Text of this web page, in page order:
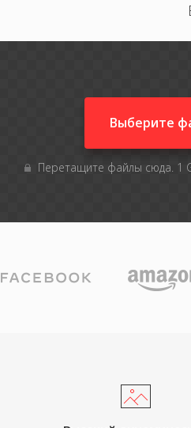
Выберите
Перетащите файлы сюда. 1